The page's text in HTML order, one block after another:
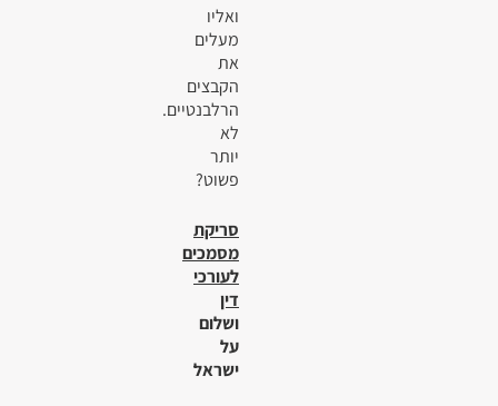
ואליו
מעלים
את
הקבצים
הרלבנטיים.
לא
יותר
פשוט?
סריקת
מסמכים
לעורכי
דין
ושלום
על
ישראל